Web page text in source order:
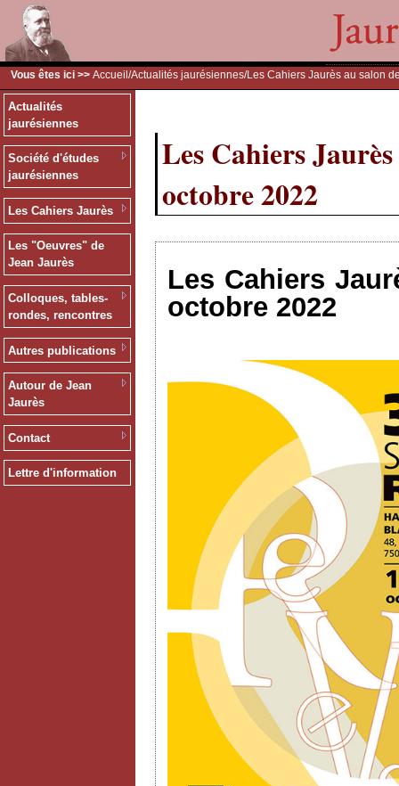
Vous êtes ici >> Accueil /Actualités jaurésiennes/Les Cahiers Jaurès au salon
Actualités
jaurésiennes
Société d'études
jaurésiennes
Les Cahiers Jaurès
Les "Oeuvres" de
Jean Jaurès
Colloques, tables-
rondes, rencontres
Autres publications
Autour de Jean
Jaurès
Contact
Lettre d'information
Les Cahiers
octobre 2022
Les Cahiers
octobre 2022